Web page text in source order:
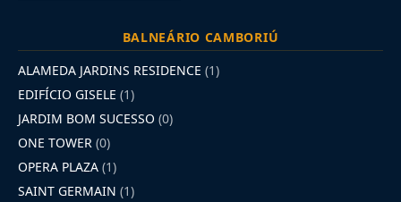
BALNEÁRIO CAMBORIÚ
ALAMEDA JARDINS RESIDENCE (1)
EDIFÍCIO GISELE (1)
JARDIM BOM SUCESSO (0)
ONE TOWER (0)
OPERA PLAZA (1)
SAINT GERMAIN (1)